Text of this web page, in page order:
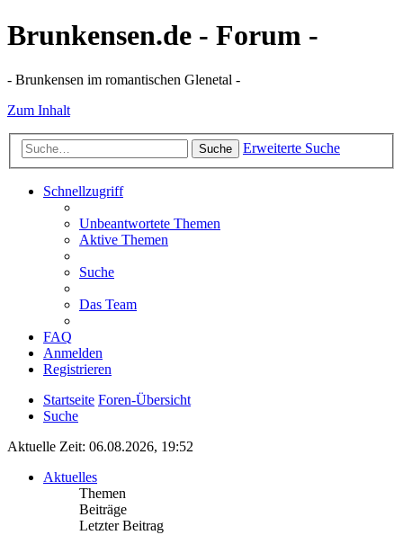
Brunkensen.de - Forum -
- Brunkensen im romantischen Glenetal -
Zum Inhalt
Suche Erweiterte Suche
Schnellzugriff
Unbeantwortete Themen
Aktive Themen
Suche
Das Team
FAQ
Anmelden
Registrieren
Startseite Foren-Übersicht
Suche
Aktuelle Zeit: 06.08.2026, 19:52
Aktuelles
Themen
Beiträge
Letzter Beitrag